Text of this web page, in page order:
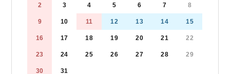
2 3 4 5 6 7 8
9 10 11 12 13 14 15
16 17 18 19 20 21 22
23 24 25 26 27 28 29
30 31